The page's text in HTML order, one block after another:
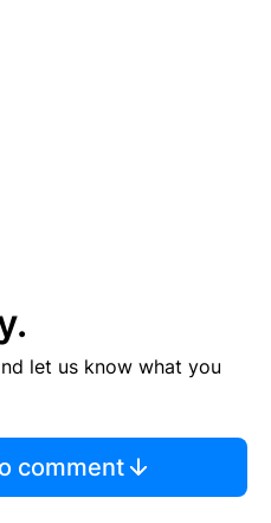
let us know what you
comment